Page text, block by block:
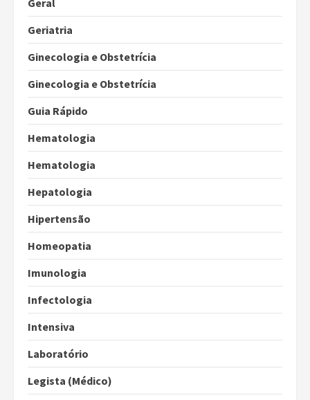
Geral
Geriatria
Ginecologia e Obstetrícia
Ginecologia e Obstetrícia
Guia Rápido
Hematologia
Hematologia
Hepatologia
Hipertensão
Homeopatia
Imunologia
Infectologia
Intensiva
Laboratório
Legista (Médico)